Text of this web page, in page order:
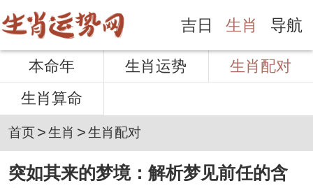
吉日 生肖 导航
本命年 生肖运势
生肖配对
生肖算命
首页>生肖 >生肖配对
突如其来的梦境：解析梦见前任的含